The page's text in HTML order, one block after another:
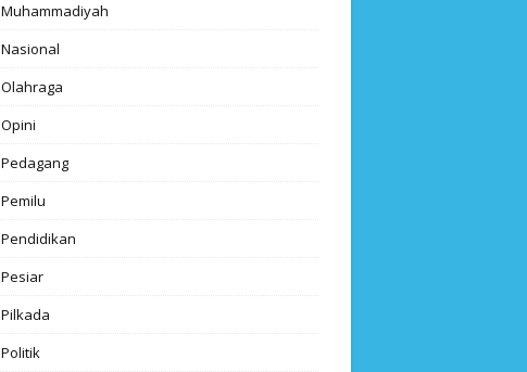
Muhammadiyah
Nasional
Olahraga
Opini
Pedagang
Pemilu
Pendidikan
Pesiar
Pilkada
Politik